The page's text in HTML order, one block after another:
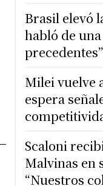
Brasil elevó
habló de
Milei vuelve
espera
Scaloni
Malvinas en
“Nuestros